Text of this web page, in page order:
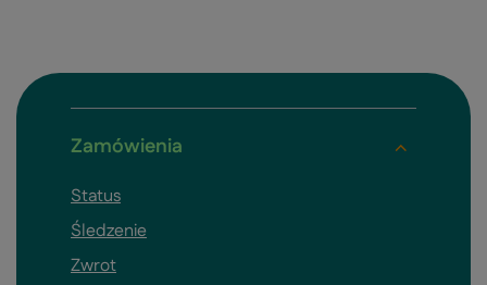
Zamówienia
Status
Śledzenie
Zwrot